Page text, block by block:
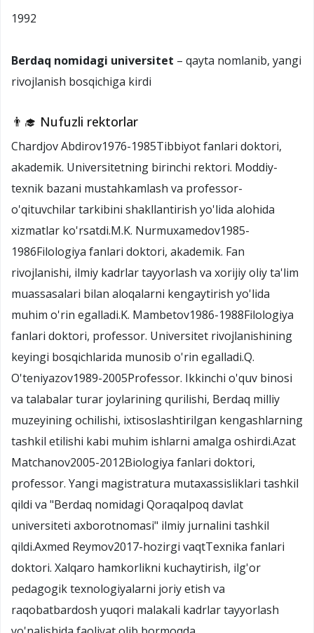
1992
Berdaq nomidagi universitet – qayta nomlanib, yangi
rivojlanish bosqichiga kirdi
👨‍🎓 Nufuzli rektorlar
Chardjov Abdirov1976-1985Tibbiyot fanlari doktori,
akademik. Universitetning birinchi rektori. Moddiy-
texnik bazani mustahkamlash va professor-
o'qituvchilar tarkibini shakllantirish yo'lida alohida
xizmatlar ko'rsatdi.M.K. Nurmuxamedov1985-
1986Filologiya fanlari doktori, akademik. Fan
rivojlanishi, ilmiy kadrlar tayyorlash va xorijiy oliy ta'lim
muassasalari bilan aloqalarni kengaytirish yo'lida
muhim o'rin egalladi.K. Mambetov1986-1988Filologiya
fanlari doktori, professor. Universitet rivojlanishining
keyingi bosqichlarida munosib o'rin egalladi.Q.
O'teniyazov1989-2005Professor. Ikkinchi o'quv binosi
va talabalar turar joylarining qurilishi, Berdaq milliy
muzeyining ochilishi, ixtisoslashtirilgan kengashlarning
tashkil etilishi kabi muhim ishlarni amalga oshirdi.Azat
Matchanov2005-2012Biologiya fanlari doktori,
professor. Yangi magistratura mutaxassisliklari tashkil
qildi va "Berdaq nomidagi Qoraqalpoq davlat
universiteti axborotnomasi" ilmiy jurnalini tashkil
qildi.Axmed Reymov2017-hozirgi vaqtTexnika fanlari
doktori. Xalqaro hamkorlikni kuchaytirish, ilg'or
pedagogik texnologiyalarni joriy etish va
raqobatbardosh yuqori malakali kadrlar tayyorlash